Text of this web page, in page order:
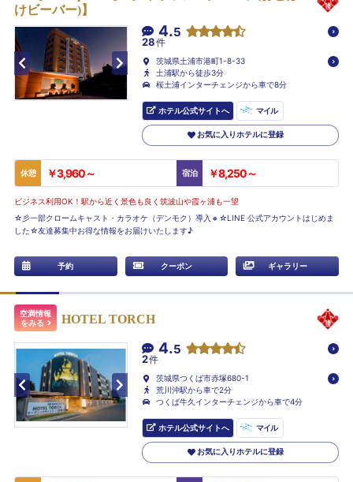
けビーバー)】
4.5
28件
茨城県土浦市港町1-8-33
土浦駅から徒歩3分
桜土浦インターチェンジから車で8分
ホテル公式サイトへ マイル
お気に入りホテルに登録
休憩 ￥3,960～ 宿泊 ￥8,250～
ビジネス利用OK！駅から近く景色も良く筑波山や霞ヶ浦も一望
☆彡一部クロームキャスト・カラオケ（デンモク）導入🔸☆LINE 公式アカウントはじめま
した☆友達募集中お得な情報をお届けいたします♪
予約 クーポン ギャラリー
空満情報
をみる
HOTEL TORCH
4.5
2件
茨城県つくば市赤塚680-1
荒川沖駅から車で2分
つくば牛久インターチェンジから車で4分
ホテル公式サイトへ マイル
お気に入りホテルに登録